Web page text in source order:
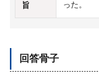
旨
った。
回答骨子